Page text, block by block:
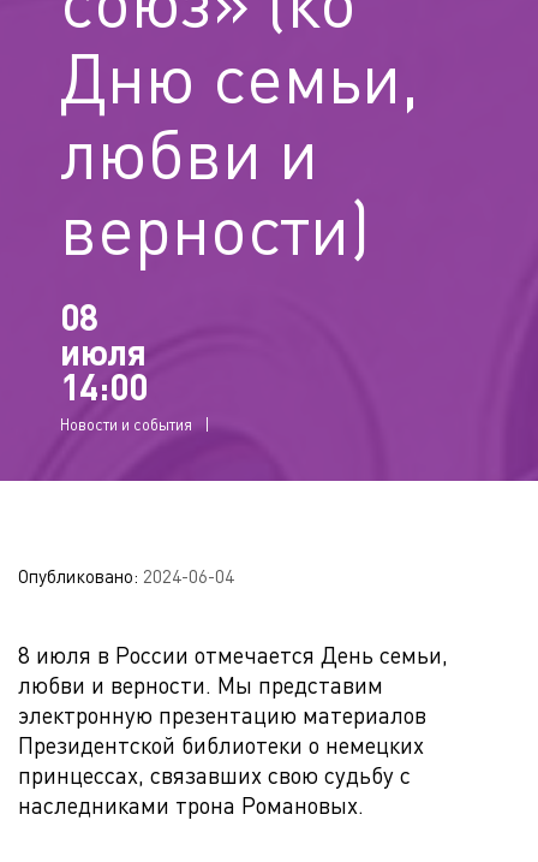
Дню семьи,
любви и
верности)
08
июля
14:00
Новости и события
Опубликовано: 2024-06-04
8 июля в России отмечается День семьи,
любви и верности. Мы представим
электронную презентацию материалов
Президентской библиотеки о немецких
принцессах, связавших свою судьбу с
наследниками трона Романовых.